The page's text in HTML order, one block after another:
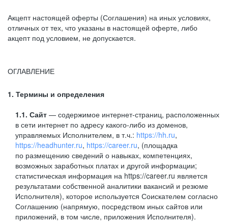
Акцепт настоящей оферты (Соглашения) на иных условиях,
отличных от тех, что указаны в настоящей оферте, либо
акцепт под условием, не допускается.
ОГЛАВЛЕНИЕ
1. Термины и определения
1.1. Сайт — содержимое интернет-страниц, расположенных
в сети интернет по адресу какого-либо из доменов,
управляемых Исполнителем, в т.ч.: https://hh.ru,
https://headhunter.ru, https://career.ru, (площадка
по размещению сведений о навыках, компетенциях,
возможных заработных платах и другой информации;
статистическая информация на https://career.ru является
результатами собственной аналитики вакансий и резюме
Исполнителя), которое используется Соискателем согласно
Соглашению (напрямую, посредством иных сайтов или
приложений, в том числе, приложения Исполнителя).